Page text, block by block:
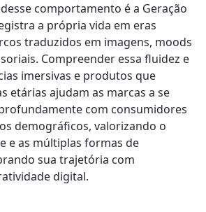
comportamento é a Geração
a própria vida em eras
traduzidos em imagens, moods
Compreender essa fluidez e
imersivas e produtos que
etárias ajudam as marcas a se
com consumidores
demográficos, valorizando o
e as múltiplas formas de
sua trajetória com
digital.